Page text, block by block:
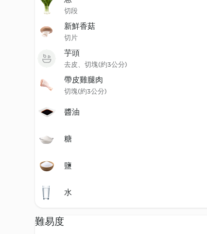
切段
新鮮香菇
切片
芋頭
去皮、切塊(約3公分)
帶皮雞腿肉
切塊(約3公分)
醬油
糖
鹽
水
難易度